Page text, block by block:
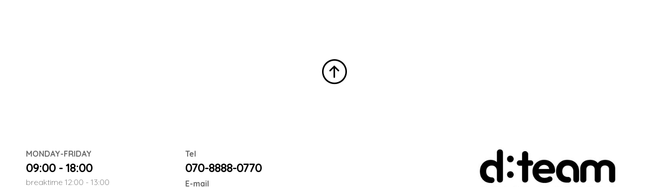
MONDAY-FRIDAY
09:00 - 18:00
breaktime 12:00 - 13:00
Tel
070-8888-0770
E-mail